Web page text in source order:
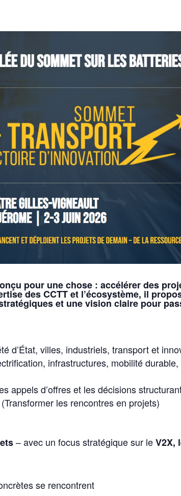
pour une chose : accélérer des
des CCTT et l’écosystème, il
et une vision claire pour
d’État, villes, industriels, transport et
infrastructures, mobilité
appels d’offres et les décisions
les rencontres en projets)
– avec un focus stratégique sur leV2X,
se rencontrent